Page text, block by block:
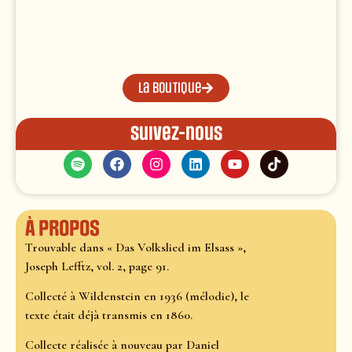
La boutique
Suivez-nous
À propos
Trouvable dans « Das Volkslied im Elsass »,
Joseph Lefftz, vol. 2, page 91.
Collecté à Wildenstein en 1936 (mélodie), le
texte était déjà transmis en 1860.
Collecte réalisée à nouveau par Daniel